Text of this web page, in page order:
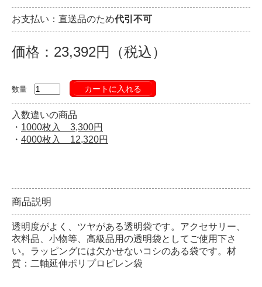
お支払い：直送品のため代引不可
価格：23,392円（税込）
数量 カートに入れる
入数違いの商品
・ 1000枚入 3,300円
・ 4000枚入 12,320円
商品説明
透明度がよく、ツヤがある透明袋です。アクセサリー、
衣料品、小物等、高級品用の透明袋としてご使用下さ
い。ラッピングには欠かせないコシのある袋です。材
質：二軸延伸ポリプロピレン袋